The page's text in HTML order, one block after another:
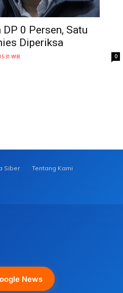
0 Persen, Satu
Diperiksa
WIB 0
Siber
Tentang Kami
News